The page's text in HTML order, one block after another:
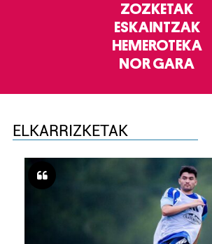
ZOZKETAK
ESKAINTZAK
HEMEROTEKA
NOR GARA
ELKARRIZKETAK